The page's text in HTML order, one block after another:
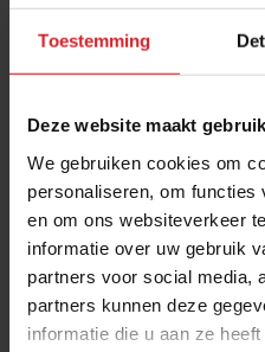
Toestemming
Deze website maakt
We gebruiken cookies om
personaliseren, om functies
en om ons websiteverkeer
informatie over uw gebruik
partners voor social media,
partners kunnen deze
informatie die u aan ze
uitgegroeid tot een
vestigingen in iedere grote